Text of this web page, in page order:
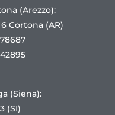
(Arezzo):
Cortona (AR)
(Siena):
(SI)